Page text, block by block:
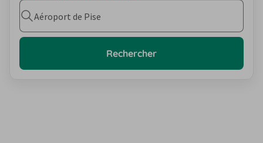
Aéroport de Pise
Rechercher